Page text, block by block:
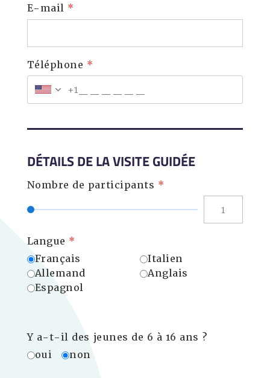
E-mail *
Téléphone *
+1
DÉTAILS DE LA VISITE GUIDÉE
Nombre de participants *
Langue *
Français
Italien
Allemand
Anglais
Espagnol
Y a-t-il des jeunes de 6 à 16 ans ?
oui
non